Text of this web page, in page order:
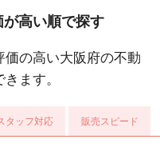
高い順で探す
の高い大阪府の不動
ます。
タッフ対応 販売スピード